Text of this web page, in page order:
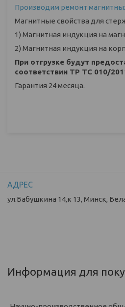
Производим ремонт
Магнитные свойства для
1) Магнитная индукция на
2) Магнитная индукция на
При отгрузке будут
соответствии ТР ТС 010/
Гарантия 24 месяца.
ул.Бабушкина 14,к 13, Минск,
Информация для